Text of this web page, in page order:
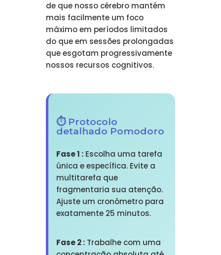
de que nosso cérebro mantém
mais facilmente um foco
máximo em períodos limitados
do que em sessões prolongadas
que esgotam progressivamente
nossos recursos cognitivos.
⏱️ Protocolo
detalhado Pomodoro
Fase 1 :Escolha uma tarefa
única e específica. Evite a
multitarefa que
fragmentaria sua atenção.
Ajuste um cronômetro para
exatamente 25 minutos.
Fase 2 :Trabalhe com uma